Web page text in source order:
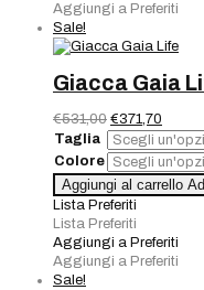
Aggiungi a Preferiti
Sale!
Giacca Gaia
€531,00 Il
prezzo
originale
era:
€531,00.
€371,70
prezzo
è:
Taglia
Colore
Giacca
Gaia
Life
quantità
Aggiungi al carrello
Lista Preferiti
Lista Preferiti
Aggiungi a Preferiti
Aggiungi a Preferiti
Sale!